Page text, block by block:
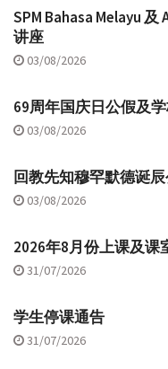
SPM Bahasa Melayu
讲座
03/08/2026
69周年国庆日公假及
03/08/2026
回教先知穆罕默德诞
03/08/2026
2026年8月份上课及课
31/07/2026
学生停课通告
31/07/2026